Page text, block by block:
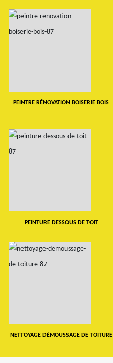
PEINTRE RÉNOVATION BOISERIE BOIS
PEINTURE DESSOUS DE TOIT
NETTOYAGE DÉMOUSSAGE DE TOITURE